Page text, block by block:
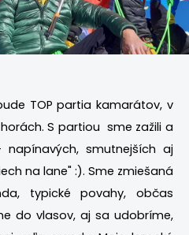
TOP partia kamarátov, v
S partiou sme zažili a
smutnejších aj
na lane" :). Sme zmiešaná
typické povahy, občas
do vlasov, aj sa udobríme,